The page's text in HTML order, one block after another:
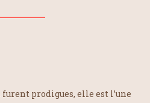
furent prodigues, elle est l’une